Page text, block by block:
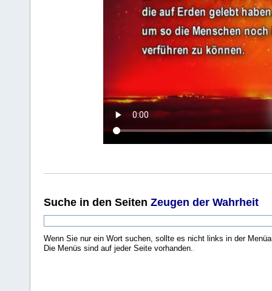
Suche in den Seiten Zeugen der Wahrheit
Wenn Sie nur ein Wort suchen, sollte es nicht links in der
Die Menüs sind auf jeder Seite vorhanden..